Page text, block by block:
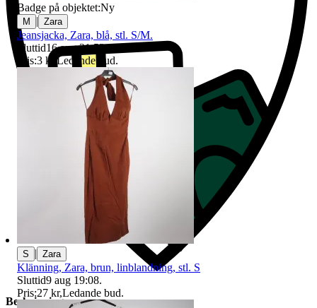
Beskrivning
Badge på objektet:Ny
M | Zara
Jeansjacka, Zara, blå, stl. S/M.
Sluttid16 aug 21:52.
Pris:3 kr Ledande bud.
S | Zara
Klänning, Zara, brun, linblandning, stl. S
Sluttid9 aug 19:08.
Pris:27 kr,Ledande bud.